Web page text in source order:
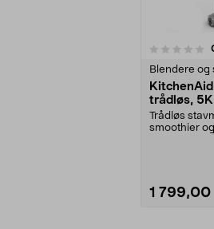
Blendere og
trådløs,
Trådløs
smoothier
1 799,00